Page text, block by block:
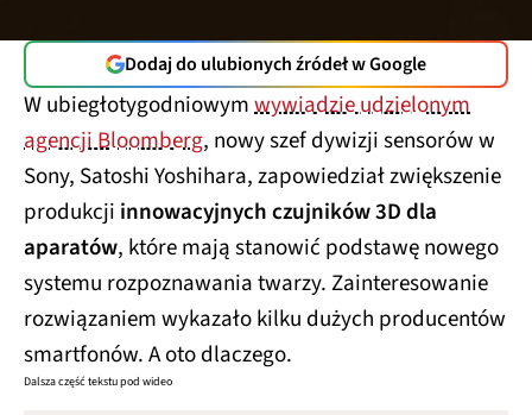
Dodaj do ulubionych źródeł w Google
W ubiegłotygodniowymwywiadzie udzielonym
agencji Bloomberg, nowy szef dywizji sensorów w
Sony, Satoshi Yoshihara, zapowiedział zwiększenie
produkcji innowacyjnych czujników 3D dla
aparatów, które mają stanowić podstawę nowego
systemu rozpoznawania twarzy. Zainteresowanie
rozwiązaniem wykazało kilku dużych producentów
smartfonów. A oto dlaczego.
Dalsza część tekstu pod wideo